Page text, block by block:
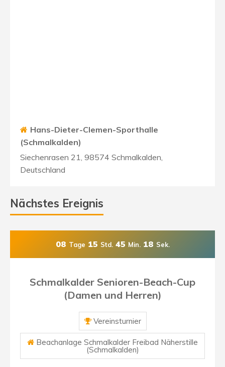
Hans-Dieter-Clemen-Sporthalle
(Schmalkalden)
Siechenrasen 21, 98574 Schmalkalden,
Deutschland
Nächstes Ereignis
08 Tage 15 Std. 45 Min. 17 Sek.
Schmalkalder Senioren-Beach-Cup
(Damen und Herren)
Vereinsturnier
Beachanlage Schmalkalder Freibad Näherstille
(Schmalkalden)